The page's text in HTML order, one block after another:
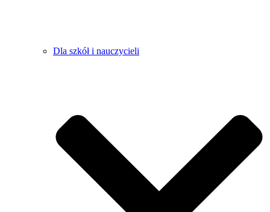
Dla szkół i nauczycieli